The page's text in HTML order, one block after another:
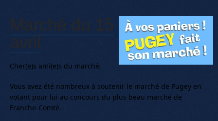
Marché du 15
avril
Cher(e)s ami(e)s du marché,
Vous avez été nombreux à soutenir le marché de Pugey en
votant pour lui au concours du plus beau marché de
Franche-Comté.